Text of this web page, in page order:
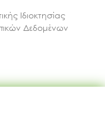
Ιδιοκτησίας
Δεδομένων